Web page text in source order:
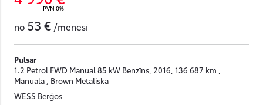
PVN 0%
no 53 € /mēnesī
Pulsar
1.2 Petrol FWD Manual 85 kW Benzīns, 2016, 136 687 km ,
Manuālā , Brown Metāliska
WESS Berģos